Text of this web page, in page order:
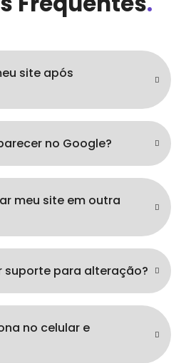
site após
no Google?
meu site em outra
suporte para alteração?
no celular e